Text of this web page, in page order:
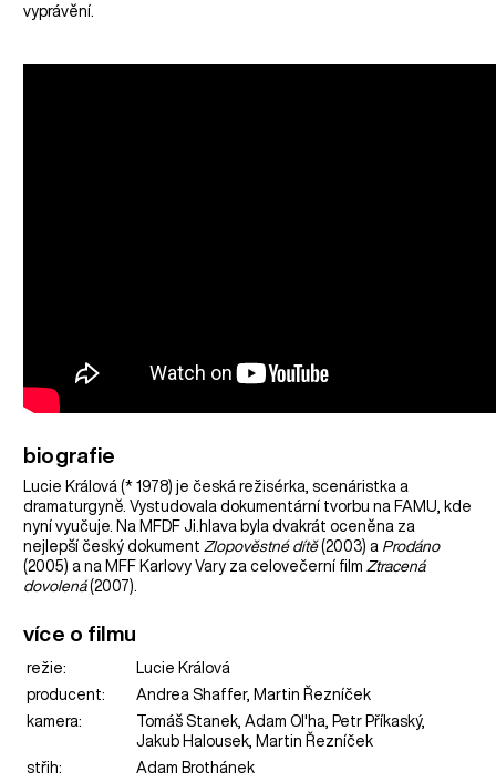
vyprávění.
biografie
Lucie Králová (* 1978) je česká režisérka, scenáristka a
dramaturgyně. Vystudovala dokumentární tvorbu na FAMU, kde
nyní vyučuje. Na MFDF Ji.hlava byla dvakrát oceněna za
nejlepší český dokument Zlopověstné dítě(2003) a Prodáno
(2005) a na MFF Karlovy Vary za celovečerní film Ztracená
dovolená(2007).
více o filmu
režie:
Lucie Králová
producent:
Andrea Shaffer, Martin Řezníček
kamera:
Tomáš Stanek, Adam Ol'ha, Petr Příkaský,
Jakub Halousek, Martin Řezníček
střih:
Adam Brothánek